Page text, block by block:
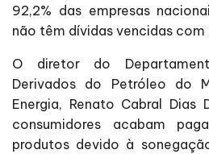
92,2% das empresas
não têm dívidas vencidas com
O diretor do
Derivados do Petróleo do
Energia, Renato Cabral Dias
consumidores acabam
produtos devido à